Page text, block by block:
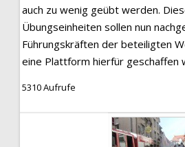
auch zu wenig geübt werden.
Übungseinheiten sollen nun
Führungskräften der beteiligten
eine Plattform hierfür geschaffen
5310 Aufrufe